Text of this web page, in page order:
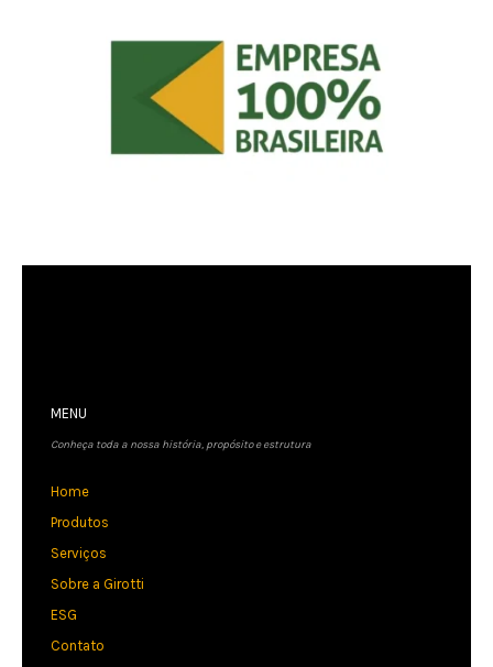
MENU
Conheça toda a nossa história, propósito e estrutura
Home
Produtos
Serviços
Sobre a Girotti
ESG
Contato